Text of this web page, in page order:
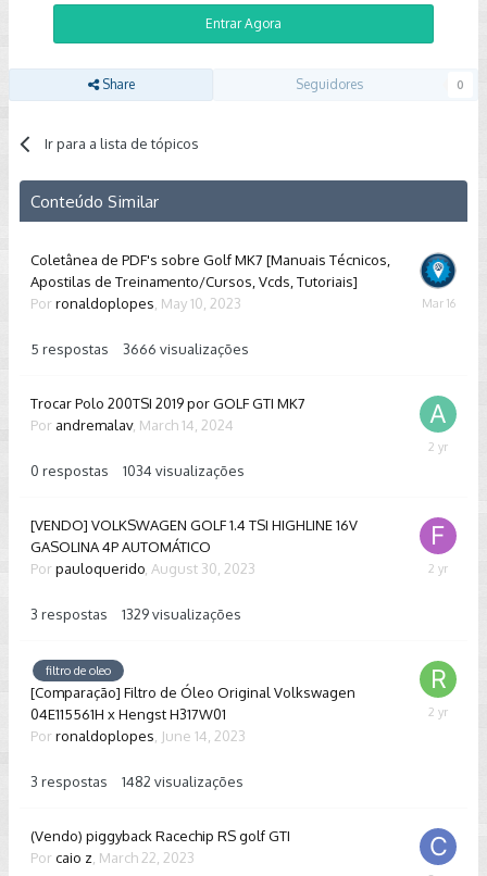
Entrar Agora
Share Seguidores 0
Ir para a lista de tópicos
Conteúdo Similar
Coletânea de PDF's sobre Golf MK7 [Manuais Técnicos,
Apostilas de Treinamento/Cursos, Vcds, Tutoriais]
Por ronaldoplopes May 10, 2023
5 respostas 3666 visualizações
March
Trocar Polo 200TSI 2019 por GOLF GTI MK7
Por andremalav, March 14, 2024
0 respostas 1034 visualizações
March
[VENDO] VOLKSWAGEN GOLF 1.4 TSI HIGHLINE 16V
GASOLINA 4P AUTOMÁTICO
Por pauloquerido August 30, 2023
3 respostas 1329visualizações
filtro de oleo
[Comparação] Filtro de Óleo Original Volkswagen
04E115561H x Hengst H317W01
Por ronaldoplopes June 14, 2023
3 respostas 1482 visualizações
(Vendo) piggyback Racechip RS golf GTI
Por caio z March 22, 2023